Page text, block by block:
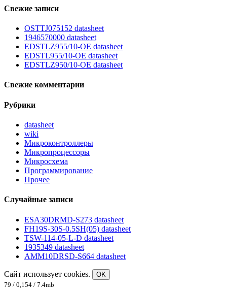
Свежие записи
OSTTJ075152 datasheet
1946570000 datasheet
EDSTLZ955/10-OE datasheet
EDSTL955/10-OE datasheet
EDSTLZ950/10-OE datasheet
Свежие комментарии
Рубрики
datasheet
wiki
Микроконтроллеры
Микропроцессоры
Микросхема
Программирование
Прочее
Случайные записи
ESA30DRMD-S273 datasheet
FH19S-30S-0.5SH(05) datasheet
TSW-114-05-L-D datasheet
1935349 datasheet
AMM10DRSD-S664 datasheet
Сайт использует cookies.
OK
79 / 0,154 / 7.4mb